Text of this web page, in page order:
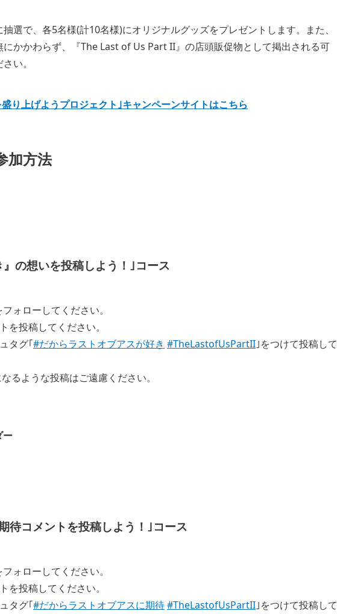
選で、各5名様(計10名様)にオリジナルグッズをプレゼントします。また、
かかわらず、『The Last of Us Part II』の店頭販促物として掲出される可
い。
り上げようプロジェクト｣キャンペーンサイトはこちら
加方法
の想いを投稿しよう！｣コース
フォローしてください。
を投稿してください。
タグ｢#だからラストオブアスが好き #TheLastofUsPartII｣をつけて投稿して
るような投稿はご遠慮ください。
ー
コメントを投稿しよう！｣コース
フォローしてください。
を投稿してください。
タグ｢#だからラストオブアスに期待#TheLastofUsPartII｣をつけて投稿して